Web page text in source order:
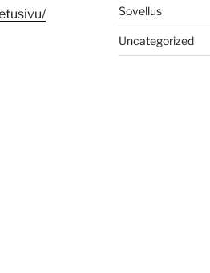
Sovellus
Uncategorized